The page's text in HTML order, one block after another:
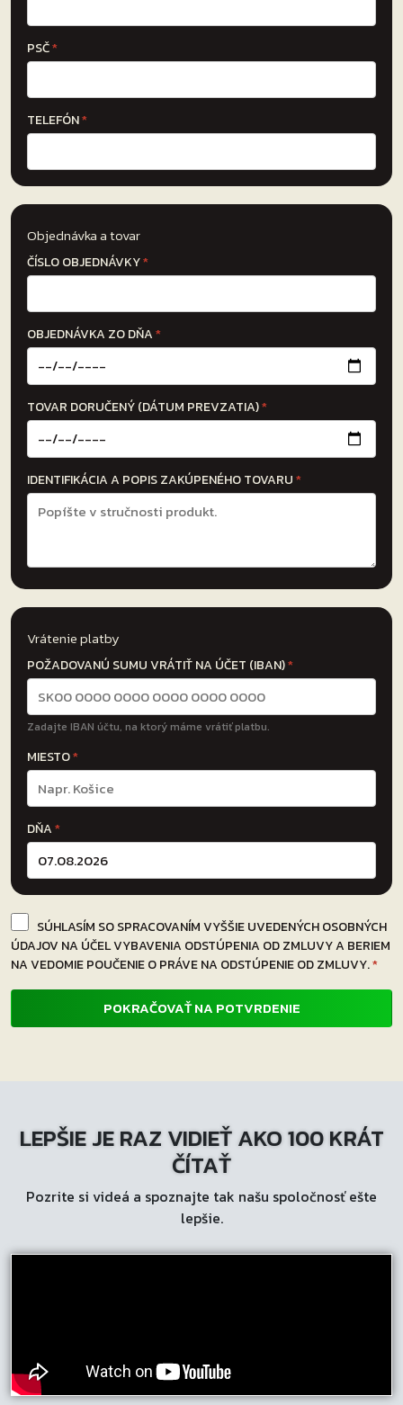
PSČ*
TELEFÓN*
Objednávka a tovar
ČÍSLO OBJEDNÁVKY*
OBJEDNÁVKA ZO DŇA*
TOVAR DORUČENÝ (DÁTUM PREVZATIA)*
IDENTIFIKÁCIA A POPIS ZAKÚPENÉHO TOVARU*
Vrátenie platby
POŽADOVANÚ SUMU VRÁTIŤ NA ÚČET (IBAN)*
Zadajte IBAN účtu, na ktorý máme vrátiť platbu.
MIESTO*
DŇA*
SÚHLASÍM SO SPRACOVANÍM VYŠŠIE UVEDENÝCH OSOBNÝCH
ÚDAJOV NA ÚČEL VYBAVENIA ODSTÚPENIA OD ZMLUVY A BERIEM
NA VEDOMIE POUČENIE O PRÁVE NA ODSTÚPENIE OD ZMLUVY.*
POKRAČOVAŤ NA POTVRDENIE
LEPŠIE JE RAZ VIDIEŤ AKO 100 KRÁT
ČÍTAŤ
Pozrite si videá a spoznajte tak našu spoločnosť ešte
lepšie.